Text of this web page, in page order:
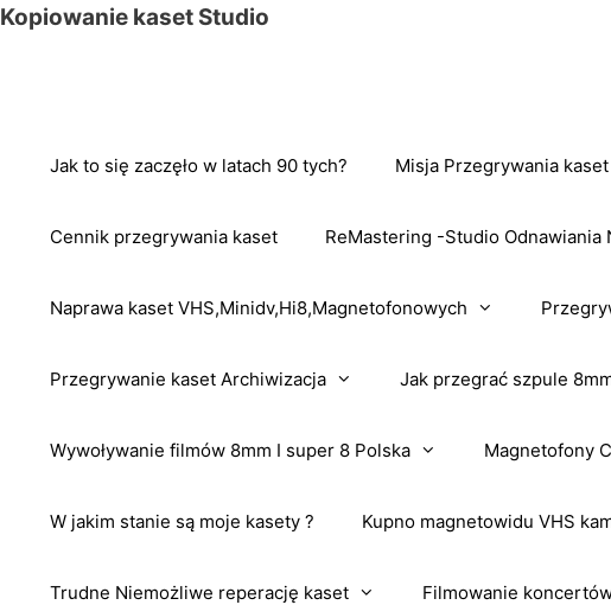
Kopiowanie kaset Studio
Jak to się zaczęło w latach 90 tych? Misja Przegrywania
Cennik przegrywania kaset ReMastering -Studio Odnawiania
Naprawa kaset VHS,Minidv,Hi8,Magnetofonowych
Przegrywanie kaset Archiwizacja Jak przegrać szpule
Wywoływanie filmów 8mm I super 8 Polska Magnetofony
W jakim stanie są moje kasety ? Kupno magnetowidu VHS
Trudne Niemożliwe reperację kaset Filmowanie